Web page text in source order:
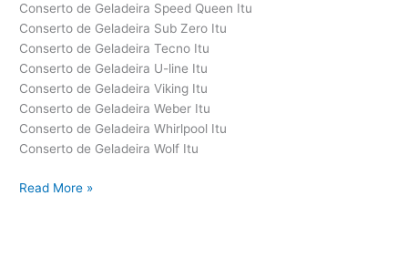
Conserto de Geladeira Speed Queen Itu
Conserto de Geladeira Sub Zero Itu
Conserto de Geladeira Tecno Itu
Conserto de Geladeira U-line Itu
Conserto de Geladeira Viking Itu
Conserto de Geladeira Weber Itu
Conserto de Geladeira Whirlpool Itu
Conserto de Geladeira Wolf Itu
Conserto
Read More »